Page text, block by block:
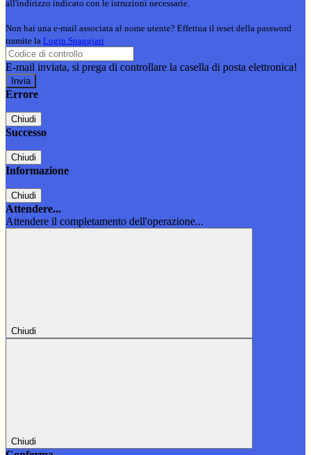
all'indirizzo indicato con le istruzioni necessarie.
Non hai una e-mail associata al nome utente? Effettua il reset della password
tramite la Login Spaggiari
E-mail inviata, si prega di controllare la casella di posta elettronica!
Errore
Chiudi
Successo
Chiudi
Informazione
Chiudi
Attendere...
Attendere il completamento dell'operazione...
Chiudi
Chiudi